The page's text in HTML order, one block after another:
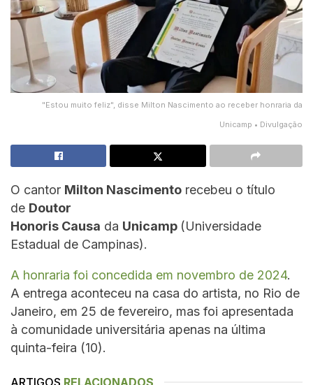
"Estou muito feliz", disse Milton Nascimento ao receber honraria da
Unicamp • Divulgação
O cantor Milton Nascimento recebeu o título
de Doutor
Honoris Causa da Unicamp (Universidade
Estadual de Campinas).
A honraria foi concedida em novembro de 2024.
A entrega aconteceu na casa do artista, no Rio de
Janeiro, em 25 de fevereiro, mas foi apresentada
à comunidade universitária apenas na última
quinta-feira (10).
ARTIGOS RELACIONADOS